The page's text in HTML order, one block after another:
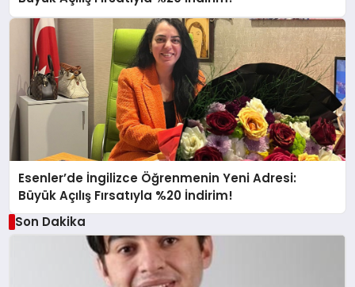
Esenler’de İngilizce Öğrenmenin Yeni Adresi:
Büyük Açılış Fırsatıyla %20 İndirim!
Son Dakika